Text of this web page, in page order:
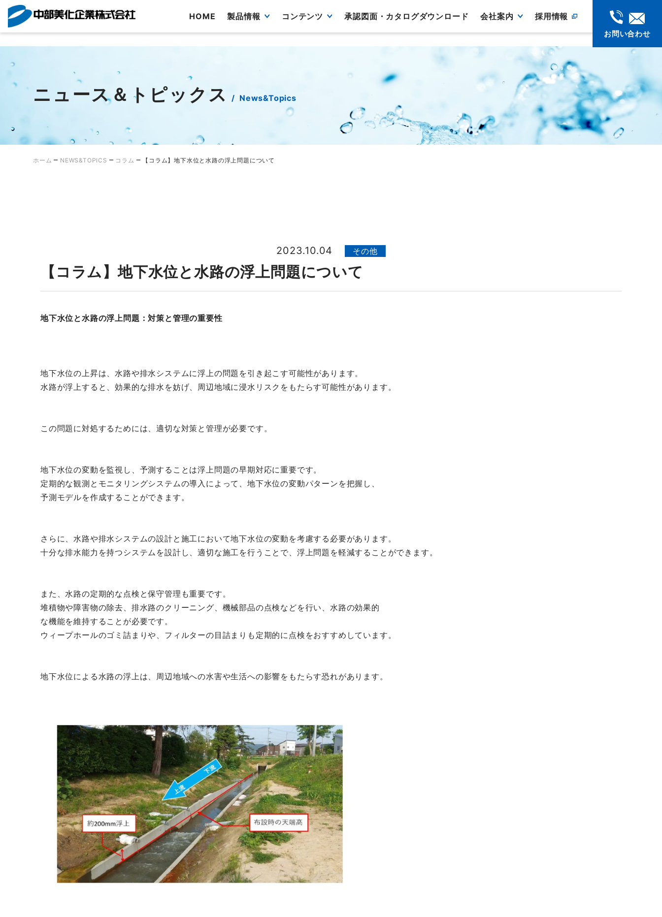
?>
Skip
to
content
HOME 製品情報 コンテンツ 承認図面・カタログダウンロード 会社案内 採用情報
お問い合わせ
ニュース＆トピックス News&Topics
ホーム – NEWS&TOPICS – コラム – 【コラム】地下水位と水路の浮上問題について
【コラム】地下水位と水路の浮上問題について
2023.10.04 その他
地下水位と水路の浮上問題：対策と管理の重要性
地下水位の上昇は、水路や排水システムに浮上の問題を引き起こす可能性があります。
水路が浮上すると、効果的な排水を妨げ、周辺地域に浸水リスクをもたらす可能性があります。
この問題に対処するためには、適切な対策と管理が必要です。
地下水位の変動を監視し、予測することは浮上問題の早期対応に重要です。
定期的な観測とモニタリングシステムの導入によって、地下水位の変動パターンを把握し、
予測モデルを作成することができます。
さらに、水路や排水システムの設計と施工において地下水位の変動を考慮する必要があります。
十分な排水能力を持つシステムを設計し、適切な施工を行うことで、浮上問題を軽減することができます。
また、水路の定期的な点検と保守管理も重要です。
堆積物や障害物の除去、排水路のクリーニング、機械部品の点検などを行い、水路の効果的
な機能を維持することが必要です。
ウィープホールのゴミ詰まりや、フィルターの目詰まりも定期的に点検をおすすめしています。
地下水位による水路の浮上は、周辺地域への水害や生活への影響をもたらす恐れがあります。